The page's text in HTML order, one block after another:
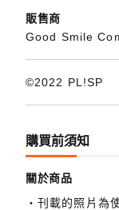
販售商
Good Smile
©2022 PL!SP
購買前須知
關於商品
刊載的照片為